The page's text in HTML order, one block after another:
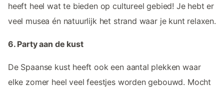
heeft heel wat te bieden op cultureel gebied! Je hebt er
veel musea én natuurlijk het strand waar je kunt relaxen.
6. Party aan de kust
De Spaanse kust heeft ook een aantal plekken waar
elke zomer heel veel feestjes worden gebouwd. Mocht